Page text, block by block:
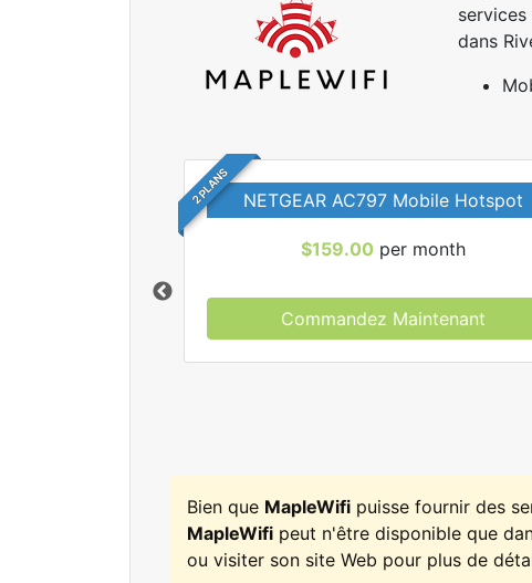
dans
2 PLANS NETGEAR AC797 Mobile Hotspot
$159.00 per month
Commandez Maintenant
Bien que MapleWifi puisse fournir des
MapleWifi peut n'être disponible que
ou visiter son site Web pour plus de